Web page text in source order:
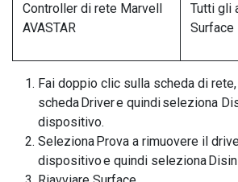
Controller di rete Marvell
AVASTAR
Tutti gli
Surface
Fai doppio clic sulla scheda di
scheda Driver e quindi seleziona
dispositivo.
Seleziona Prova a rimuovere il
dispositivo e quindi seleziona